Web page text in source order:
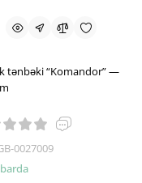
tənbəki “Komandor” —
0027009